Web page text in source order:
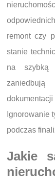
remont czy
stanie
na szybką
Ignorowanie
podczas
Jakie